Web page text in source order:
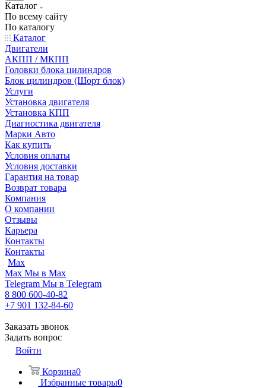
Каталог
По всему сайту
По каталогу
Каталог
Двигатели
АКПП / МКПП
Головки блока цилиндров
Блок цилиндров (Шорт блок)
Услуги
Установка двигателя
Установка КПП
Диагностика двигателя
Марки Авто
Как купить
Условия оплаты
Условия доставки
Гарантия на товар
Возврат товара
Компания
О компании
Отзывы
Карьера
Контакты
Контакты
Max
Max Мы в Max
Telegram Мы в Telegram
8 800 600-40-82
+7 901 132-84-60
Заказать звонок
Задать вопрос
Войти
Корзина0
Избранные товары0